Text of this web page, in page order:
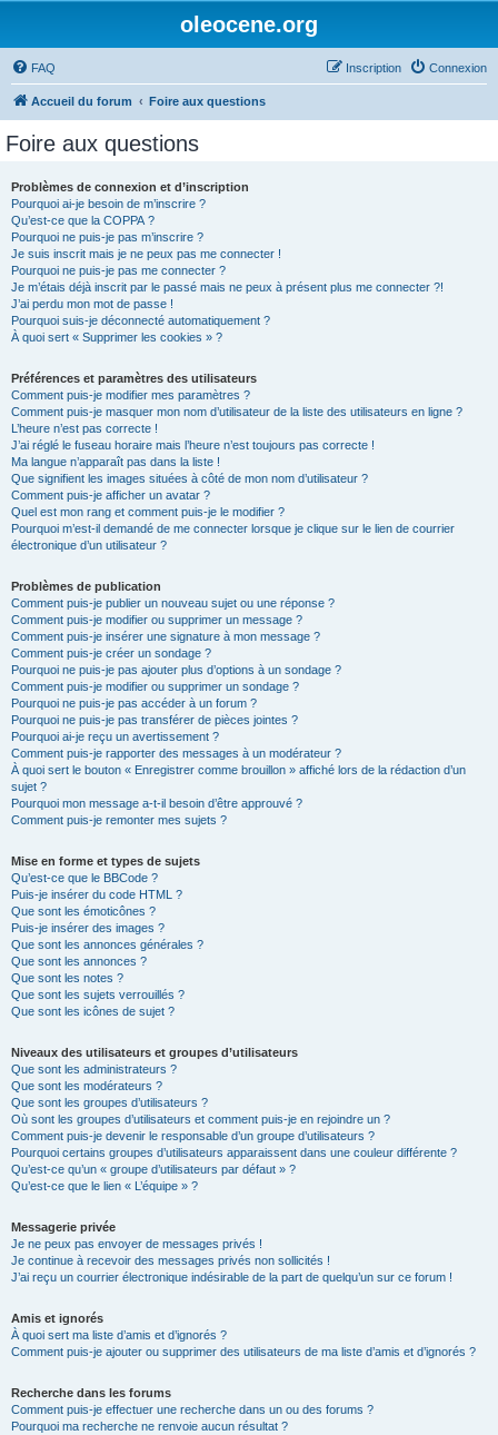
oleocene.org
FAQ Connexion
Inscription
Accueil du forum Foire aux questions
Foire aux questions
Problèmes de connexion et d’inscription
Pourquoi ai-je besoin de m’inscrire ?
Qu’est-ce que la COPPA ?
Pourquoi ne puis-je pas m’inscrire ?
Je suis inscrit mais je ne peux pas me connecter !
Pourquoi ne puis-je pas me connecter ?
Je m’étais déjà inscrit par le passé mais ne peux à présent plus me connecter ?!
J’ai perdu mon mot de passe !
Pourquoi suis-je déconnecté automatiquement ?
À quoi sert « Supprimer les cookies » ?
Préférences et paramètres des utilisateurs
Comment puis-je modifier mes paramètres ?
Comment puis-je masquer mon nom d’utilisateur de la liste des utilisateurs en ligne ?
L’heure n’est pas correcte !
J’ai réglé le fuseau horaire mais l’heure n’est toujours pas correcte !
Ma langue n’apparaît pas dans la liste !
Que signifient les images situées à côté de mon nom d’utilisateur ?
Comment puis-je afficher un avatar ?
Quel est mon rang et comment puis-je le modifier ?
Pourquoi m’est-il demandé de me connecter lorsque je clique sur le lien de courrier
électronique d’un utilisateur ?
Problèmes de publication
Comment puis-je publier un nouveau sujet ou une réponse ?
Comment puis-je modifier ou supprimer un message ?
Comment puis-je insérer une signature à mon message ?
Comment puis-je créer un sondage ?
Pourquoi ne puis-je pas ajouter plus d’options à un sondage ?
Comment puis-je modifier ou supprimer un sondage ?
Pourquoi ne puis-je pas accéder à un forum ?
Pourquoi ne puis-je pas transférer de pièces jointes ?
Pourquoi ai-je reçu un avertissement ?
Comment puis-je rapporter des messages à un modérateur ?
À quoi sert le bouton « Enregistrer comme brouillon » affiché lors de la rédaction d’un
sujet ?
Pourquoi mon message a-t-il besoin d’être approuvé ?
Comment puis-je remonter mes sujets ?
Mise en forme et types de sujets
Qu’est-ce que le BBCode ?
Puis-je insérer du code HTML ?
Que sont les émoticônes ?
Puis-je insérer des images ?
Que sont les annonces générales ?
Que sont les annonces ?
Que sont les notes ?
Que sont les sujets verrouillés ?
Que sont les icônes de sujet ?
Niveaux des utilisateurs et groupes d’utilisateurs
Que sont les administrateurs ?
Que sont les modérateurs ?
Que sont les groupes d’utilisateurs ?
Où sont les groupes d’utilisateurs et comment puis-je en rejoindre un ?
Comment puis-je devenir le responsable d’un groupe d’utilisateurs ?
Pourquoi certains groupes d’utilisateurs apparaissent dans une couleur différente ?
Qu’est-ce qu’un « groupe d’utilisateurs par défaut » ?
Qu’est-ce que le lien « L’équipe » ?
Messagerie privée
Je ne peux pas envoyer de messages privés !
Je continue à recevoir des messages privés non sollicités !
J’ai reçu un courrier électronique indésirable de la part de quelqu’un sur ce forum !
Amis et ignorés
À quoi sert ma liste d’amis et d’ignorés ?
Comment puis-je ajouter ou supprimer des utilisateurs de ma liste d’amis et d’ignorés ?
Recherche dans les forums
Comment puis-je effectuer une recherche dans un ou des forums ?
Pourquoi ma recherche ne renvoie aucun résultat ?